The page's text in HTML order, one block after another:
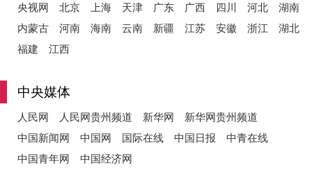
V
央视网 北京 上海 天津 广东 广西 四川 河北
湖南
内蒙古
河南 海南 云南 新疆 江苏 安徽 浙江
湖北
福建
江西
中央媒体
人民网 人民网贵州频道 新华网
新华网贵州频道
中国新闻网
中国网 国际在线 中国日报
中青在线
中国青年网
中国经济网